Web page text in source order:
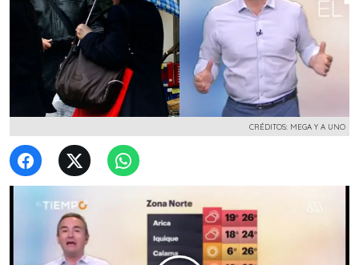
CRÉDITOS: MEGA Y A UNO